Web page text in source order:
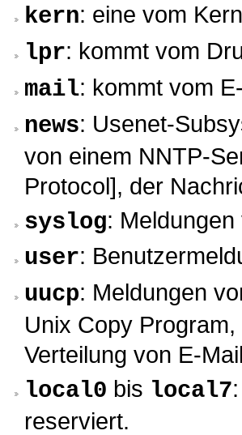
kern: eine vom
lpr: kommt vom
mail: kommt vom
news: Usenet-
von einem NNTP-
Protocol], der
syslog:
user:
uucp: Meldungen
Unix Copy
Verteilung von E-
local0 bis local7
reserviert.